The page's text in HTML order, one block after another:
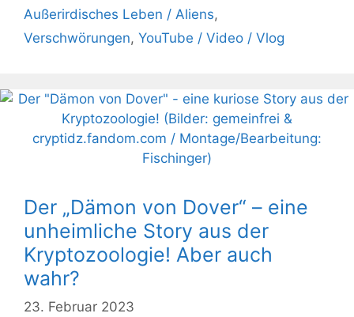
Außerirdisches Leben / Aliens,
Verschwörungen, YouTube / Video / Vlog
Der „Dämon von Dover“ – eine
unheimliche Story aus der
Kryptozoologie! Aber auch
wahr?
23. Februar 2023